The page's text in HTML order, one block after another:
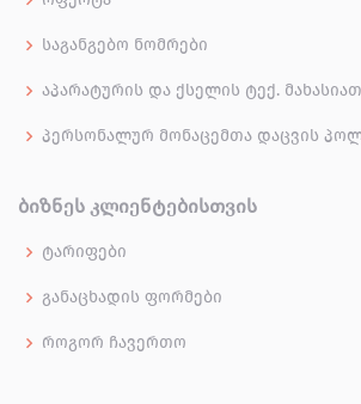
საგანგებო ნომრები
აპარატურის და ქსელის ტექ.
პერსონალურ მონაცემთა დაცვის
ᲑᲘᲖᲜᲔᲡ ᲙᲚᲘᲔᲜᲢᲔᲑᲘᲡᲗᲕᲘᲡ
ტარიფები
განაცხადის ფორმები
როგორ ჩავერთო